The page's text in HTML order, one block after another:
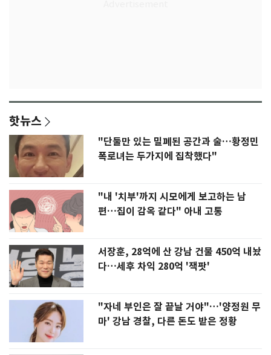
핫뉴스
"단둘만 있는 밀폐된 공간과 술…황정민
폭로녀는 두가지에 집착했다"
"내 '치부'까지 시모에게 보고하는 남
편…집이 감옥 같다" 아내 고통
서장훈, 28억에 산 강남 건물 450억 내놨
다…세후 차익 280억 '잭팟'
"자네 부인은 잘 끝날 거야"…'양정원 무
마' 강남 경찰, 다른 돈도 받은 정황